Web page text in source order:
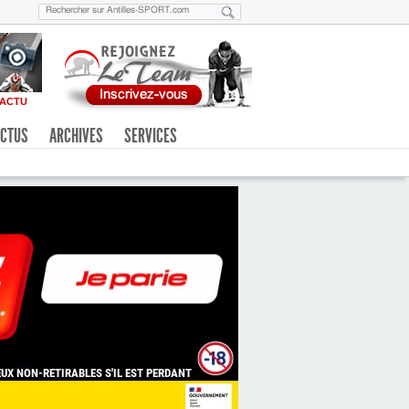
ARCHIVES SERVICES